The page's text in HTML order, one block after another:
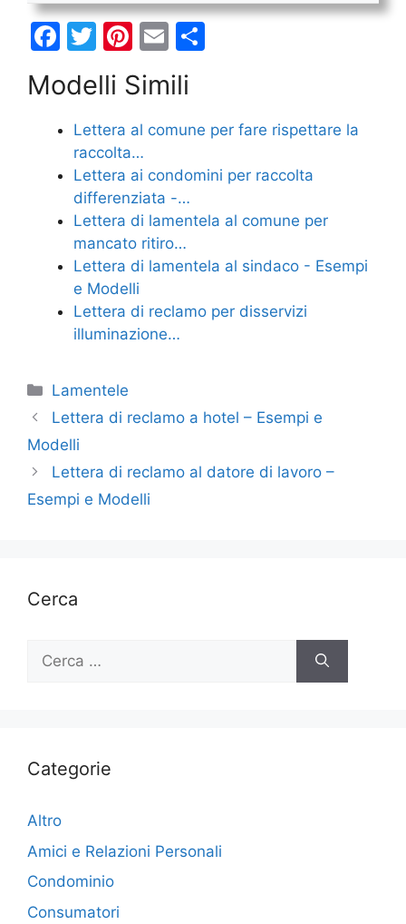
F
c
e
b
o
o
k
T
w
itt
er
Pi
nt
er
e
st
E
m
ai
l
di
di
Modelli Simili
Lettera al comune per fare rispettare la
raccolta…
Lettera ai condomini per raccolta
differenziata -…
Lettera di lamentela al comune per
mancato ritiro…
Lettera di lamentela al sindaco - Esempi
e Modelli
Lettera di reclamo per disservizi
illuminazione…
Categorie
Lamentele
Lettera di reclamo a hotel – Esempi e
Modelli
Lettera di reclamo al datore di lavoro –
Esempi e Modelli
Cerca
Ricerca
Categorie
Altro
Amici e Relazioni Personali
Condominio
Consumatori